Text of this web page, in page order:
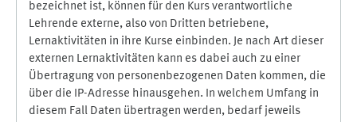
bezeichnet ist, können für den Kurs verantwortliche
Lehrende externe, also von Dritten betriebene,
Lernaktivitäten in ihre Kurse einbinden. Je nach Art dieser
externen Lernaktivitäten kann es dabei auch zu einer
Übertragung von personenbezogenen Daten kommen, die
über die IP-Adresse hinausgehen. In welchem Umfang in
diesem Fall Daten übertragen werden, bedarf jeweils